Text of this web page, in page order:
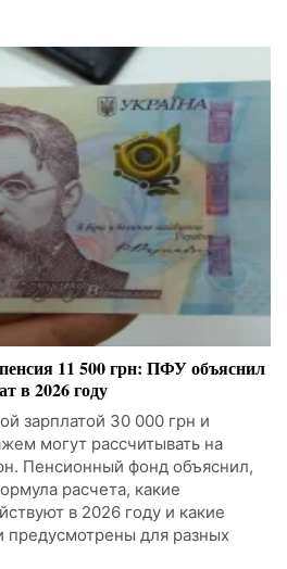
11 500 грн: ПФУ объяснил
в 2026 году
зарплатой 30 000 грн и
могут рассчитывать на
Пенсионный фонд объяснил,
расчета, какие
в 2026 году и какие
предусмотрены для разных